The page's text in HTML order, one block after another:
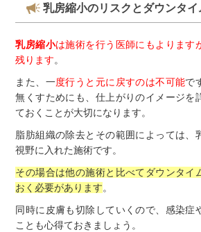
乳房縮小のリスクとダウンタイ
乳房縮小は施術を行う医師にもよります
残ります。
また、一度行うと元に戻すのは不可能で
無くすためにも、仕上がりのイメージを
ておくことが大切になります。
脂肪組織の除去とその範囲によっては、
視野に入れた施術です。
その場合は他の施術と比べてダウンタイ
おく必要があります。
同時に皮膚も切除していくので、感染症
ことも心得ておきましょう。